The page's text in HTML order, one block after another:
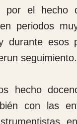
de España para el
al Hospital
Santé instrumental
para la completa
artroscopia, equipos
esterilización de baja
de instrumental
etc,